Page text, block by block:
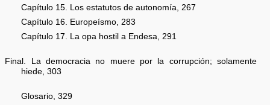
Capítulo 15. Los estatutos de autonomía, 267
Capítulo 16. Europeísmo, 283
Capítulo 17. La opa hostil a Endesa, 291
Final. La democracia no muere por la corrupción; solamente
hiede, 303
Glosario, 329